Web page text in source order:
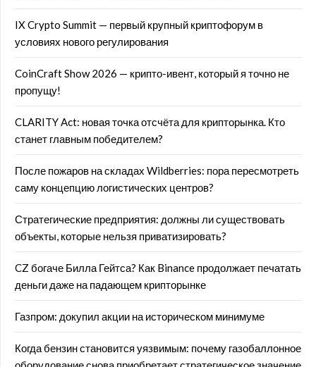
IX Crypto Summit — первый крупный криптофорум в
условиях нового регулирования
CoinCraft Show 2026 — крипто-ивент, который я точно не
пропущу!
CLARITY Act: новая точка отсчёта для крипторынка. Кто
станет главным победителем?
После пожаров на складах Wildberries: пора пересмотреть
саму концепцию логистических центров?
Стратегические предприятия: должны ли существовать
объекты, которые нельзя приватизировать?
CZ богаче Билла Гейтса? Как Binance продолжает печатать
деньги даже на падающем крипторынке
Газпром: докупил акции на историческом минимуме
Когда бензин становится уязвимым: почему газобаллонное